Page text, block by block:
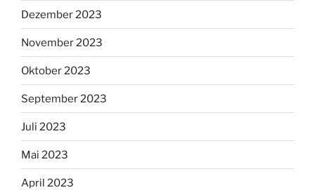
Dezember 2023
November 2023
Oktober 2023
September 2023
Juli 2023
Mai 2023
April 2023